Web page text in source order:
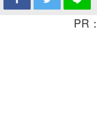
PR：